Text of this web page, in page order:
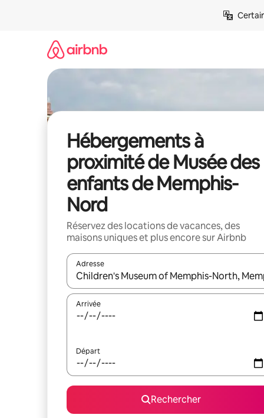
Hébergements à
proximité de Musée des
enfants de Memphis-
Nord
Réservez des locations de vacances, des
maisons uniques et plus encore sur Airbnb
Adresse
Lorsque les résultats s'affichent, utilisez les
Arrivée
Départ
Rechercher